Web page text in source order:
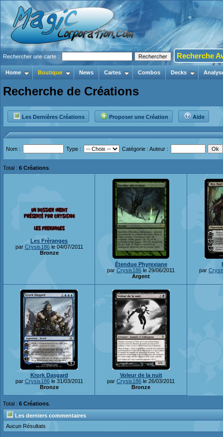
Rechercher une carte : Recherche
Home Boutique News Cartes Combos Decks
Recherche de Créations
Les Dernières Créations Proposer une Création Aide
Nom : Type : Catégorie : Auteur :
Total : 6 Créations
Les Frèranges
par Crysis186le 04/07/2011
Bronze
Étendue Phyrexiane
par Crysis186 le 29/06/2011
Argent
par
Krork Dasgard
par Crysis186le 31/03/2011
Bronze
Voleur de la nuit
par Crysis186 le 26/03/2011
Bronze
Total : 6 Créations
Les derniers commentaires
Aucun Résultats